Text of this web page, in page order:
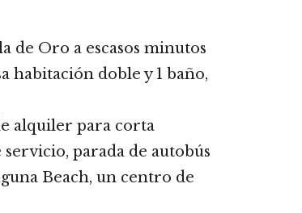
de Oro a escasos minutos
habitación doble y 1 baño,
alquiler para corta
parada de autobús
Beach, un centro de